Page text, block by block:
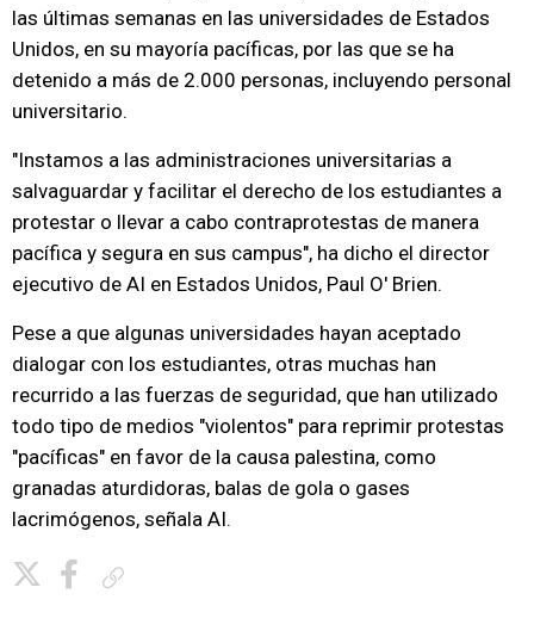
las últimas semanas en las universidades de Estados
Unidos, en su mayoría pacíficas, por las que se ha
detenido a más de 2.000 personas, incluyendo personal
universitario.
"Instamos a las administraciones universitarias a
salvaguardar y facilitar el derecho de los estudiantes a
protestar o llevar a cabo contraprotestas de manera
pacífica y segura en sus campus", ha dicho el director
ejecutivo de AI en Estados Unidos, Paul O' Brien.
Pese a que algunas universidades hayan aceptado
dialogar con los estudiantes, otras muchas han
recurrido a las fuerzas de seguridad, que han utilizado
todo tipo de medios "violentos" para reprimir protestas
"pacíficas" en favor de la causa palestina, como
granadas aturdidoras, balas de gola o gases
lacrimógenos, señala AI.